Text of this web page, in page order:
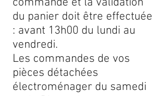
du panier doit être effectuée
: avant 13h00 du lundi au
vendredi.
Les commandes de vos
pièces détachées
électroménager du samedi